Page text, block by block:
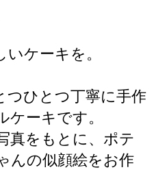
ケーキを。
つひとつ丁寧に手作
ケーキです。
真をもとに、ポテ
んの似顔絵をお作